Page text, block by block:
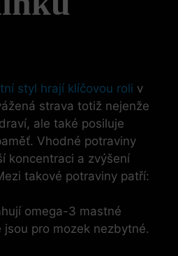
styl hrají klíčovou roli v
strava totiž nejenže
ale také posiluje
Vhodné potraviny
koncentraci a zvýšení
takové potraviny patří:
omega-3 mastné
jsou pro mozek nezbytné.